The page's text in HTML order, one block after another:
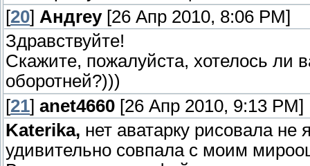
[20] Андrey[26 Апр 2010, 8:06 PM]
Здравствуйте!
Скажите, пожалуйста, хотелось ли
оборотней?)))
[21] anet4660 [26 Апр 2010, 9:13 PM]
Katerika, нет аватарку рисовала
удивительно совпала с моим